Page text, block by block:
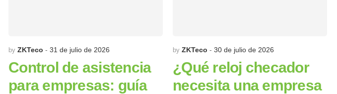
by ZKTeco 31 de julio de 2026
Control de asistencia
para empresas: guía
by ZKTeco 30 de julio de 2026
¿Qué reloj checador
necesita una empresa